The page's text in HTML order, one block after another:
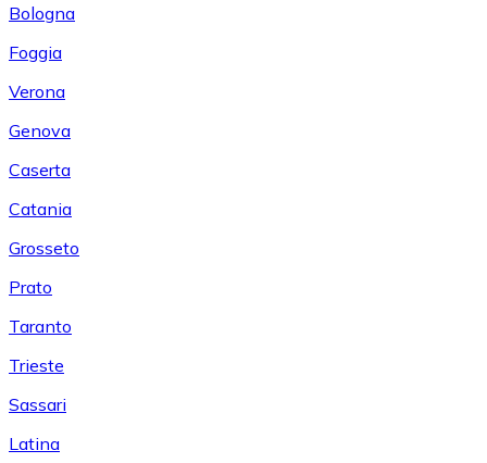
Bologna
Foggia
Verona
Genova
Caserta
Catania
Grosseto
Prato
Taranto
Trieste
Sassari
Latina